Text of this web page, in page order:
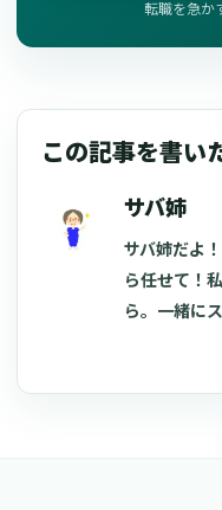
転職を急か
この記事を書い
サバ姉
サバ姉だよ
ら任せて！
ら。一緒に